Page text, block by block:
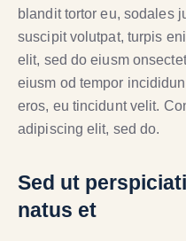
blandit tortor eu, sodales
suscipit volutpat, turpis
elit, sed do eiusm
eiusm od tempor
eros, eu tincidunt velit.
adipiscing elit, sed do.
Sed ut
natus et